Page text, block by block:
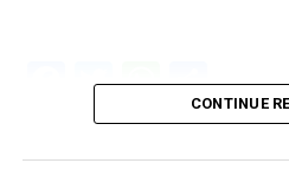
Facebook
Twitter
CONTINUE